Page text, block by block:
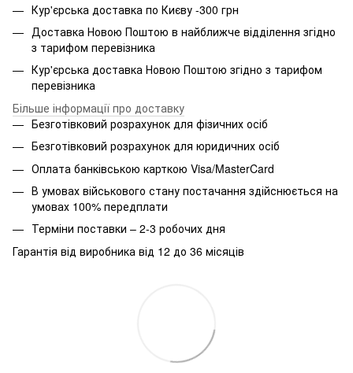
Кур'єрська доставка по Києву -300 грн
Доставка Новою Поштою в найближче відділення згідно
з тарифом перевізника
Кур'єрська доставка Новою Поштою згідно з тарифом
перевізника
Більше інформації про доставку
Безготівковий розрахунок для фізичних осіб
Безготівковий розрахунок для юридичних осіб
Оплата банківською карткою Visa/MasterCard
В умовах військового стану постачання здійснюється на
умовах 100% передплати
Терміни поставки – 2-3 робочих дня
Гарантія від виробника від 12 до 36 місяців